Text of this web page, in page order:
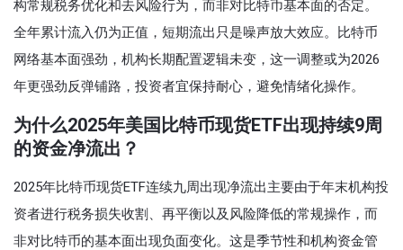
构常规税务优化和去风险行为，而非对比特币基本面的否定。
全年累计流入仍为正值，短期流出只是噪声放大效应。比特币
网络基本面强劲，机构长期配置逻辑未变，这一调整或为2026
年更强劲反弹铺路，投资者宜保持耐心，避免情绪化操作。
为什么2025年美国比特币现货ETF出现持续9周
的资金净流出？
2025年比特币现货ETF连续九周出现净流出主要由于年末机构投
资者进行税务损失收割、再平衡以及风险降低的常规操作，而
非对比特币的基本面出现负面变化。这是季节性和机构资金管